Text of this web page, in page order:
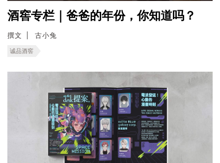
酒窖专栏｜爸爸的年份，你知道吗？
撰文 古小兔
诚品酒窖